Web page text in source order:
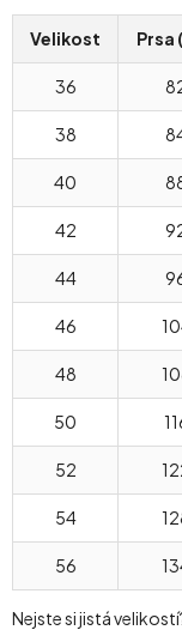
Velikost Prsa
36
38
40
42
44
46
48
50
52
54
56
Nejste si jistá